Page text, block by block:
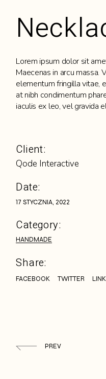
Lorem ipsum dolor sit
Maecenas in arcu massa.
elementum fringilla vitae,
at nibh condimentum
iaculis ex leo, vel gravida
Client:
Qode Interactive
Date:
17 STYCZNIA, 2022
Category:
HANDMADE
Share:
FACEBOOK TWITTER
PREV